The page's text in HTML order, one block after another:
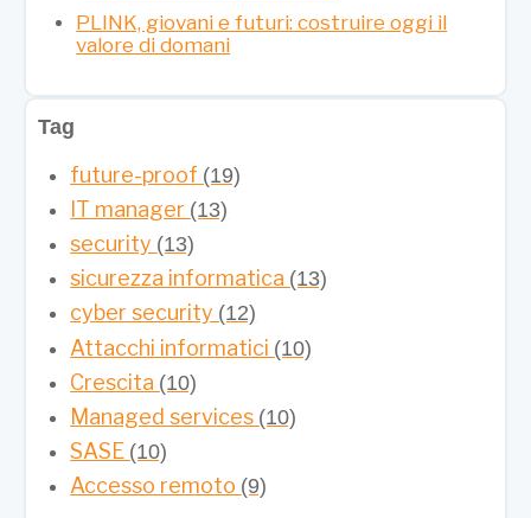
PLINK, giovani e futuri: costruire oggi il
valore di domani
Tag
future-proof (19)
IT manager (13)
security (13)
sicurezza informatica (13)
cyber security (12)
Attacchi informatici (10)
Crescita (10)
Managed services (10)
SASE (10)
Accesso remoto (9)